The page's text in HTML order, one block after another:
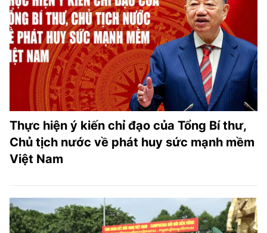
Thực hiện ý kiến chỉ đạo của Tổng Bí thư,
Chủ tịch nước về phát huy sức mạnh mềm
Việt Nam